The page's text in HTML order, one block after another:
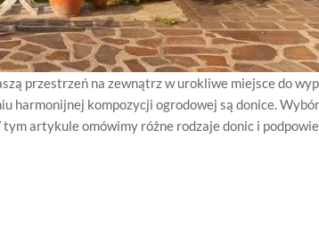
przestrzeń na zewnątrz w urokliwe miejsce do
harmonijnej kompozycji ogrodowej są donice.
artykule omówimy różne rodzaje donic i